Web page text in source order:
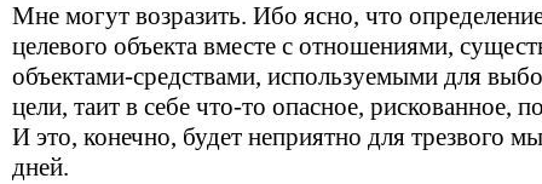
Мне могут возразить. Ибо ясно, что
целевого объекта вместе с отношениями,
объектами-средствами, используемыми для
цели, таит в себе что-то опасное, рискованное,
И это, конечно, будет неприятно для трезвого
дней.